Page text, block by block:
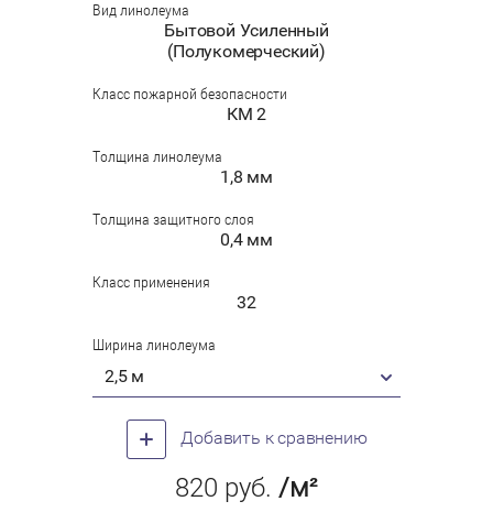
Вид линолеума
Бытовой Усиленный
(Полукомерческий)
Класс пожарной безопасности
КМ 2
Толщина линолеума
1,8 мм
Толщина защитного слоя
0,4 мм
Класс применения
32
Ширина линолеума
2,5 м
Добавить к сравнению
820 руб. /м²